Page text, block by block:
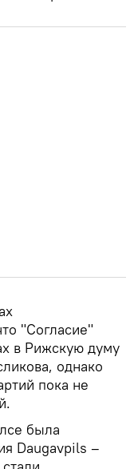
"Согласие"
в Рижскую думу
однако
пока не
была
Daugavpils –